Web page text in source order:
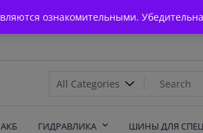
ознакомительными.
ГИДРАВЛИКА ШИНЫ ДЛЯ